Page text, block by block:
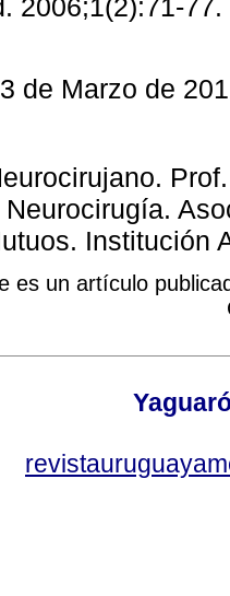
2006;1(2):71-
de Marzo de
Institución
es un artículo